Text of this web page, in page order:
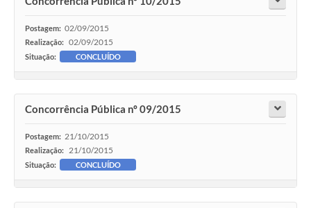
Postagem: 02/09/2015
Realização: 02/09/2015
Situação: CONCLUÍDO
Concorrência Pública nº 09/2015
Postagem: 21/10/2015
Realização: 21/10/2015
Situação: CONCLUÍDO